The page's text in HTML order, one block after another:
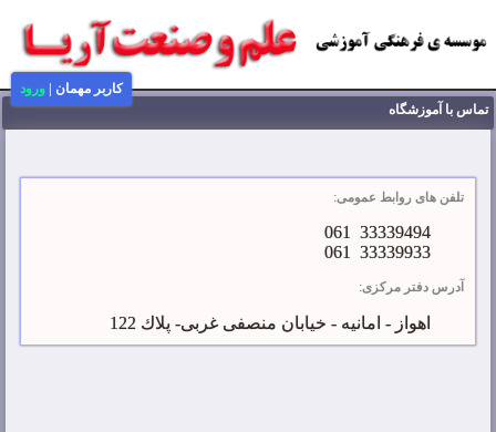
تماس با آموزشگاه
کاربر مهمان ورود
تلفن های روابط عمومی:
33339494 061
33339933 061
آدرس دفتر مرکزی:
اهواز - امانیه - خیابان منصفی غربی- پلاك 122